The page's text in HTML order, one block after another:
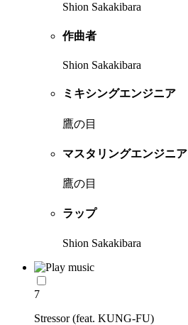
Shion Sakakibara
作曲者
Shion Sakakibara
ミキシングエンジニア
鷹の目
マスタリングエンジニア
鷹の目
ラップ
Shion Sakakibara
7
Stressor (feat. KUNG-FU)